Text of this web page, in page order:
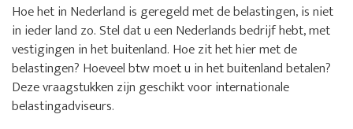
Hoe het in Nederland is geregeld met de belastingen, is niet
in ieder land zo. Stel dat u een Nederlands bedrijf hebt, met
vestigingen in het buitenland. Hoe zit het hier met de
belastingen? Hoeveel btw moet u in het buitenland betalen?
Deze vraagstukken zijn geschikt voor internationale
belastingadviseurs.